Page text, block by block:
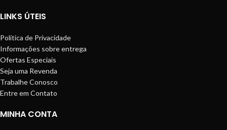
LINKS ÚTEIS
Política de Privacidade
Informações sobre entrega
Ofertas Especiais
Seja uma Revenda
Trabalhe Conosco
Entre em Contato
MINHA CONTA